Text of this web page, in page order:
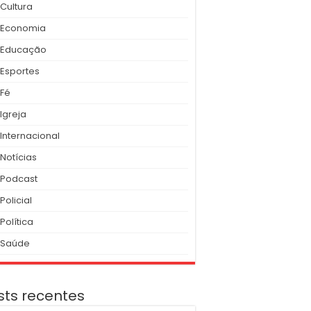
Cultura
Economia
Educação
Esportes
Fé
Igreja
Internacional
Notícias
Podcast
Policial
Política
Saúde
recentes